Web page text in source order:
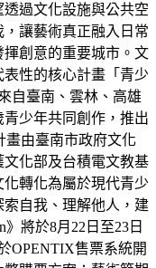
過文化設施與公共空
讓藝術真正融入日常
創意的重要城市。文
性的核心計畫「青少
自臺南、雲林、高雄
青少年共同創作，推出
畫由臺南市政府文化
化部及台積電文教基
轉化為屬於現代青少
自我、理解他人，建
將於8月22日至23日
OPENTIX售票系統開